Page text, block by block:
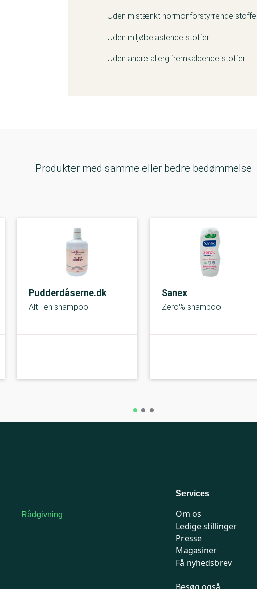
Uden mistænkt hormonforstyrrende
Uden miljøbelastende stoffer
Uden andre allergifremkaldende stoffer
Produkter med samme eller bedre bedømmelse
Pudderdåserne.dk
Alt i en shampoo
Sanex
Zero% shampoo
Rådgivning
Services
Om os
Ledige stillinger
Presse
Magasiner
Få nyhedsbrev